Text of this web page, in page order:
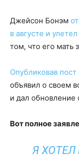
Джейсон Бонэм
в августе и
том, что его мать
Опубликовав
объявил о своем
и дал обновление
Вот полное
Я